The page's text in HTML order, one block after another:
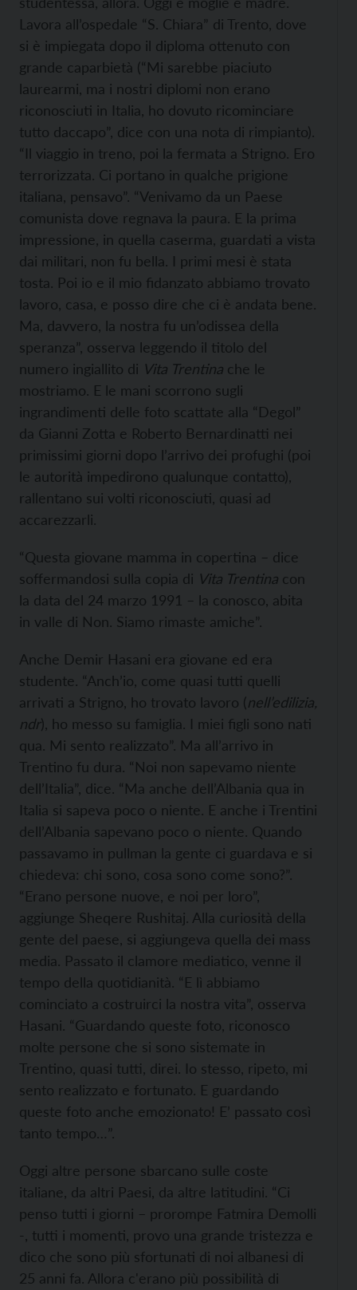
Lavora all’ospedale “S. Chiara” di Trento, dove
si è impiegata dopo il diploma ottenuto con
grande caparbietà (“Mi sarebbe piaciuto
laurearmi, ma i nostri diplomi non erano
riconosciuti in Italia, ho dovuto ricominciare
tutto daccapo”, dice con una nota di rimpianto).
“Il viaggio in treno, poi la fermata a Strigno. Ero
terrorizzata. Ci portano in qualche prigione
italiana, pensavo”. “Venivamo da un Paese
comunista dove regnava la paura. E la prima
impressione, in quella caserma, guardati a vista
dai militari, non fu bella. I primi mesi è stata
tosta. Poi io e il mio fidanzato abbiamo trovato
lavoro, casa, e posso dire che ci è andata bene.
Ma, davvero, la nostra fu un’odissea della
speranza”, osserva leggendo il titolo del
numero ingiallito di Vita Trentina che le
mostriamo. E le mani scorrono sugli
ingrandimenti delle foto scattate alla “Degol”
da Gianni Zotta e Roberto Bernardinatti nei
primissimi giorni dopo l’arrivo dei profughi (poi
le autorità impedirono qualunque contatto),
rallentano sui volti riconosciuti, quasi ad
accarezzarli.
“Questa giovane mamma in copertina – dice
soffermandosi sulla copia di Vita Trentina con
la data del 24 marzo 1991 – la conosco, abita
in valle di Non. Siamo rimaste amiche”.
Anche Demir Hasani era giovane ed era
studente. “Anch’io, come quasi tutti quelli
arrivati a Strigno, ho trovato lavoro (nell’edilizia,
ndr), ho messo su famiglia. I miei figli sono nati
qua. Mi sento realizzato”. Ma all’arrivo in
Trentino fu dura. “Noi non sapevamo niente
dell’Italia”, dice. “Ma anche dell’Albania qua in
Italia si sapeva poco o niente. E anche i Trentini
dell’Albania sapevano poco o niente. Quando
passavamo in pullman la gente ci guardava e si
chiedeva: chi sono, cosa sono come sono?”.
“Erano persone nuove, e noi per loro”,
aggiunge Sheqere Rushitaj. Alla curiosità della
gente del paese, si aggiungeva quella dei mass
media. Passato il clamore mediatico, venne il
tempo della quotidianità. “E lì abbiamo
cominciato a costruirci la nostra vita”, osserva
Hasani. “Guardando queste foto, riconosco
molte persone che si sono sistemate in
Trentino, quasi tutti, direi. Io stesso, ripeto, mi
sento realizzato e fortunato. E guardando
queste foto anche emozionato! E’ passato così
tanto tempo…”.
Oggi altre persone sbarcano sulle coste
italiane, da altri Paesi, da altre latitudini. “Ci
penso tutti i giorni – prorompe Fatmira Demolli
-, tutti i momenti, provo una grande tristezza e
dico che sono più sfortunati di noi albanesi di
25 anni fa. Allora c'erano più possibilità di